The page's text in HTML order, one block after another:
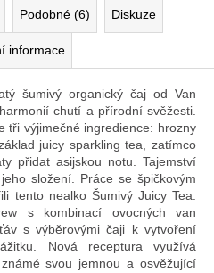
Podobné (6) Diskuze
informace
šumivý organický čaj od Van
chutí a přírodní svěžesti.
tři výjimečné ingredience: hrozny
juicy sparkling tea, zatímco
přidat asijskou notu. Tajemství
složení. Práce se špičkovým
tento nealko Šumivý Juicy Tea.
s kombinací ovocných van
s výběrovými čaji k vytvoření
Nová receptura využívá
svou jemnou a osvěžující